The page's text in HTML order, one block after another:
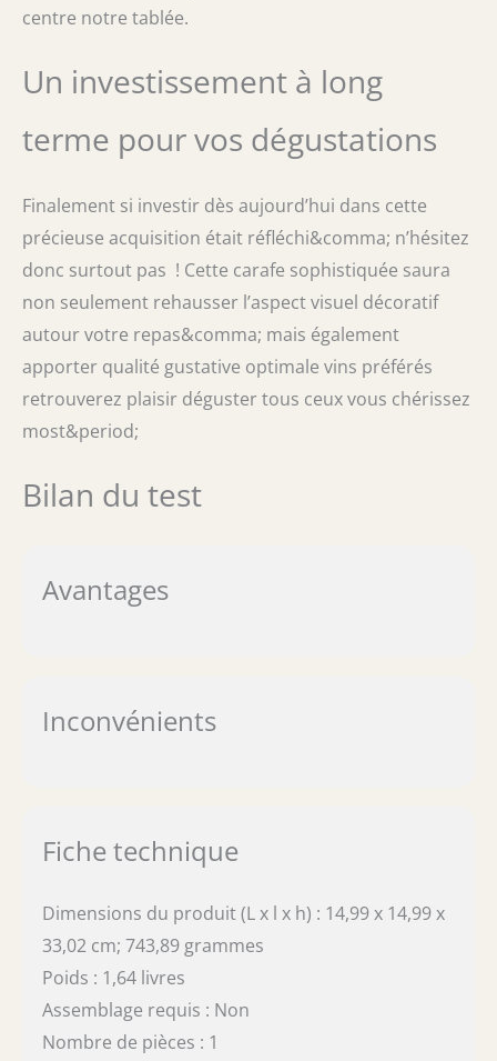
centre notre tablée.
Un investissement à long
terme pour vos dégustations
Finalement si investir dès aujourd’hui dans cette
précieuse acquisition était réfléchi&comma; n’hésitez
donc surtout pas ! Cette carafe sophistiquée saura
non seulement rehausser l’aspect visuel décoratif
autour votre repas&comma; mais également
apporter qualité gustative optimale vins préférés
retrouverez plaisir déguster tous ceux vous chérissez
most&period;
Bilan du test
Avantages
Inconvénients
Fiche technique
Dimensions du produit (L x l x h) : 14,99 x 14,99 x
33,02 cm; 743,89 grammes
Poids : 1,64 livres
Assemblage requis : Non
Nombre de pièces : 1